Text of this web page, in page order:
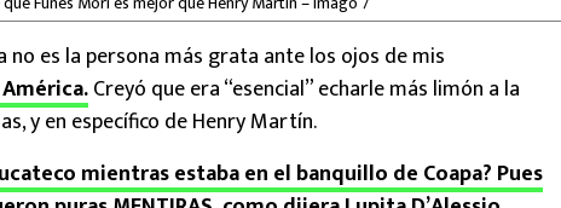
no es la persona más grata ante los ojos de mis
Creyó que era “esencial” echarle más limón a la
y en específico de Henry Martín.
mientras estaba en el banquillo de Coapa? Pues